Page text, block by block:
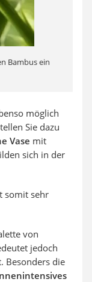
Bambus ein
möglich
Sie dazu
Vase mit
sich in der
somit sehr
von
jedoch
Besonders die